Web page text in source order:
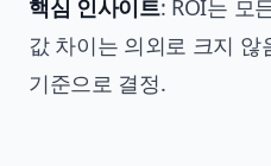
핵심 인사이트: ROI는 모
값 차이는 의외로 크지 않
기준으로 결정.